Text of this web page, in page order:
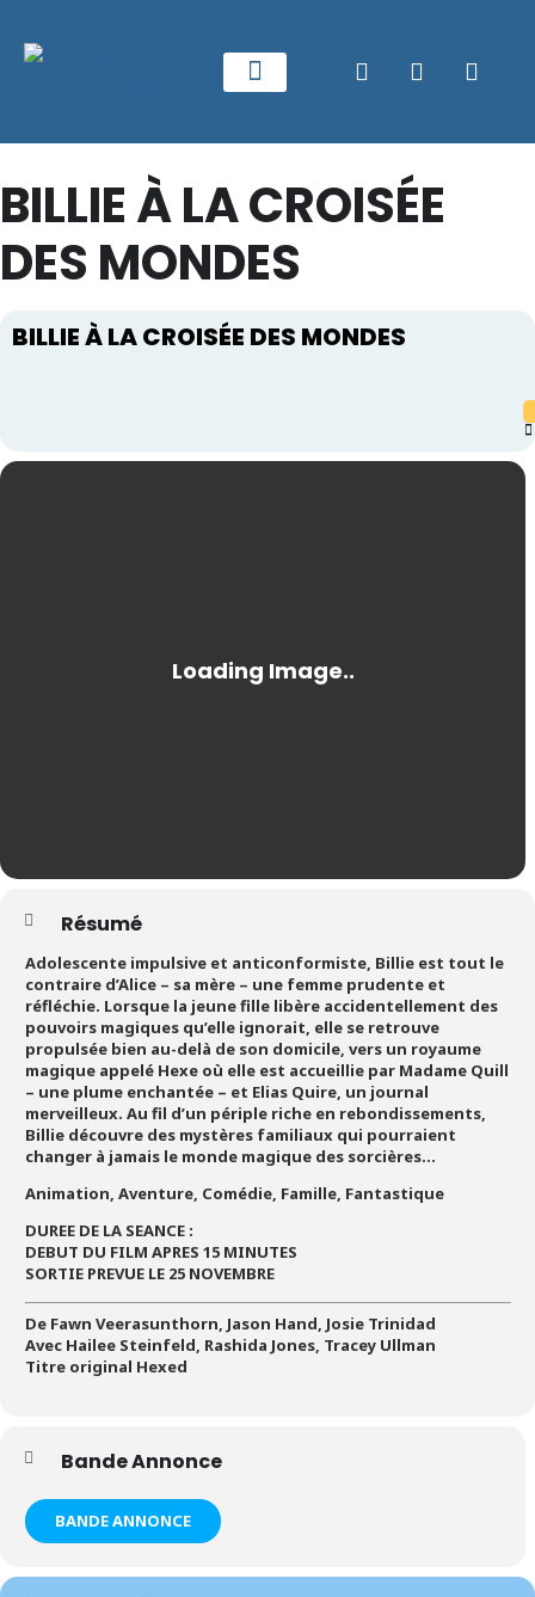
BILLIE À LA CROISÉE
DES MONDES
BILLIE À LA CROISÉE DES MONDES
Résumé
Adolescente impulsive et anticonformiste, Billie est tout le
contraire d’Alice – sa mère – une femme prudente et
réfléchie. Lorsque la jeune fille libère accidentellement des
pouvoirs magiques qu’elle ignorait, elle se retrouve
propulsée bien au-delà de son domicile, vers un royaume
magique appelé Hexe où elle est accueillie par Madame Quill
– une plume enchantée – et Elias Quire, un journal
merveilleux. Au fil d’un périple riche en rebondissements,
Billie découvre des mystères familiaux qui pourraient
changer à jamais le monde magique des sorcières…
Animation, Aventure, Comédie, Famille, Fantastique
DUREE DE LA SEANCE :
DEBUT DU FILM APRES 15 MINUTES
SORTIE PREVUE LE 25 NOVEMBRE
De Fawn Veerasunthorn, Jason Hand, Josie Trinidad
Avec Hailee Steinfeld, Rashida Jones, Tracey Ullman
Titre original Hexed
Bande Annonce
BANDE ANNONCE